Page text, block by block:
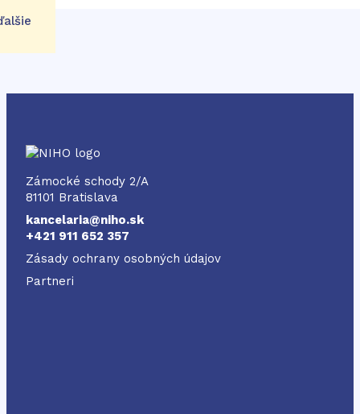
NIHO
Zámocké schody 2/A
81101 Bratislava
kancelaria@niho.sk
+421 911 652 357
Zásady ochrany osobných údajov
Partneri